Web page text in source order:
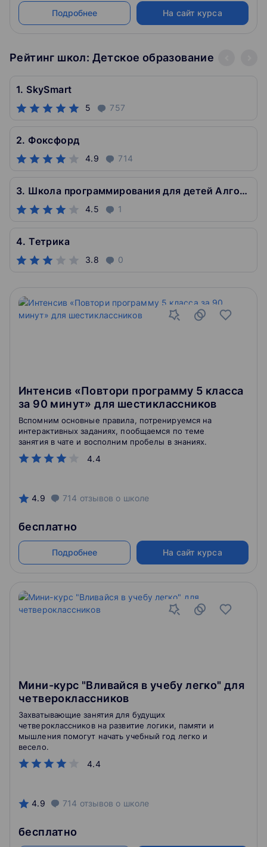
Подробнее На сайт курса
Рейтинг школ: Детское образование
1. SkySmart
5 757
2. Фоксфорд
4.9 714
3. Школа программирования для детей Алгоритмика
4.5 1
4. Тетрика
3.8 0
Интенсив «Повтори программу 5 класса
за 90 минут» для шестиклассников
4.4
Вспомним основные правила, потренируемся на
интерактивных заданиях, пообщаемся по теме
занятия в чате и восполним пробелы в знаниях.
4.9 714 отзывов о школе
бесплатно
Подробнее На сайт курса
Мини-курс "Вливайся в учебу легко" для
четвероклассников
4.4
Захватывающие занятия для будущих
четвероклассников на развитие логики, памяти и
мышления помогут начать учебный год легко и
весело.
4.9 714 отзывов о школе
бесплатно